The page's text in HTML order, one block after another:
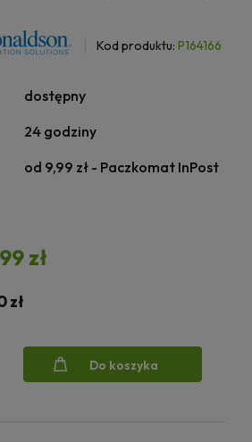
Kod produktu: P164166
dostępny
24 godziny
od 9,99 zł - Paczkomat InPost
zł
zł
Do koszyka